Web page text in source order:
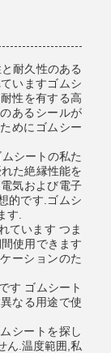
耐久性のある
いますゴムシ
性を有する高
あるシールが
めにゴムシー
シートの私た
た絶縁性能を
気および電子
的です.ゴムシ
す.
ています つま
使用できます
ーションのた
す ゴムシート
なる用途で使
シートを探し
ん.温度範囲,私